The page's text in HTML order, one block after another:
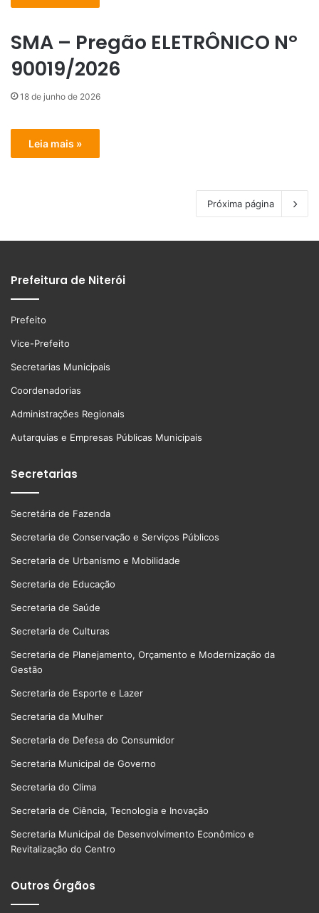
SMA – Pregão ELETRÔNICO Nº
90019/2026
18 de junho de 2026
Leia mais »
Próxima página
Prefeitura de Niterói
Prefeito
Vice-Prefeito
Secretarias Municipais
Coordenadorias
Administrações Regionais
Autarquias e Empresas Públicas Municipais
Secretarias
Secretária de Fazenda
Secretaria de Conservação e Serviços Públicos
Secretaria de Urbanismo e Mobilidade
Secretaria de Educação
Secretaria de Saúde
Secretaria de Culturas
Secretaria de Planejamento, Orçamento e Modernização da
Gestão
Secretaria de Esporte e Lazer
Secretaria da Mulher
Secretaria de Defesa do Consumidor
Secretaria Municipal de Governo
Secretaria do Clima
Secretaria de Ciência, Tecnologia e Inovação
Secretaria Municipal de Desenvolvimento Econômico e
Revitalização do Centro
Outros Órgãos